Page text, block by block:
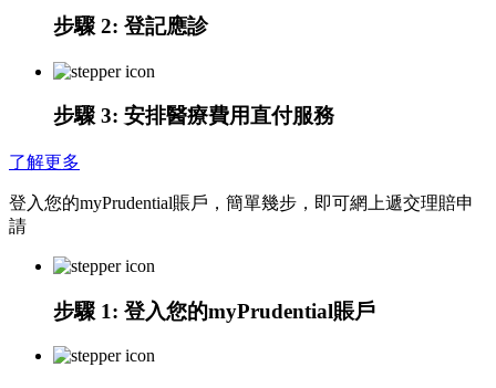
步驟 2: 登記應診
步驟 3: 安排醫療費用直付服務
了解更多
登入您的myPrudential賬戶，簡單幾步，即可網上遞交理賠申
請
步驟 1: 登入您的myPrudential賬戶